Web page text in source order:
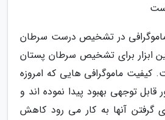
در تشخیص درست سرطان
ابزار برای تشخیص سرطان پستان
کیفیت ماموگرافی هایی که امروزه
توجهی بهبود پیدا نموده اند و
گرفتن آنها به کار می رود کاهش